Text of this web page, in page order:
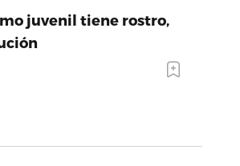
juvenil tiene rostro,